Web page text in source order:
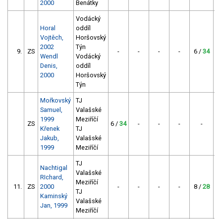
2000
Benátky
9. ZS
Horal
Vojtěch,
2002
Wendl
Denis,
2000
Vodácký
oddíl
Horšovský
Týn
Vodácký
oddíl
Horšovský
Týn
- - - - 6 / 34
ZS
Mořkovský
Samuel,
1999
Křenek
Jakub,
1999
TJ
Valašské
Meziříčí
TJ
Valašské
Meziříčí
6 / 34 - - - -
11. ZS
Nachtigal
RIchard,
2000
Kaminský
Jan, 1999
TJ
Valašské
Meziříčí
TJ
Valašské
Meziříčí
- - - - 8 / 28